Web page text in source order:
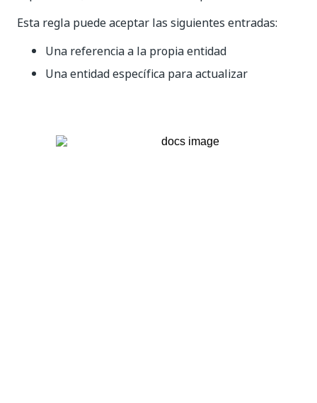
Esta regla puede aceptar las siguientes entradas:
Una referencia a la propia entidad
Una entidad específica para actualizar